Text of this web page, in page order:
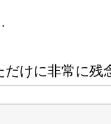
けに非常に残